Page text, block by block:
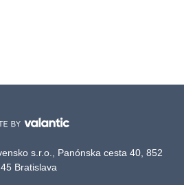
s.r.o., Panónska cesta 40, 852
45 Bratislava